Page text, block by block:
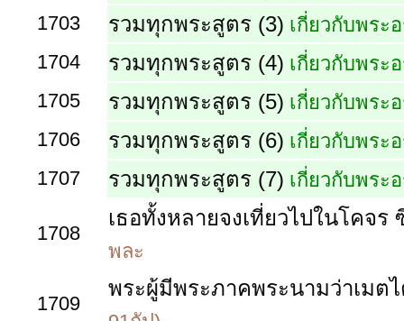
1703
รวมทุกพระสูตร (3) เกี่ยวกับพระ
1704
รวมทุกพระสูตร (4) เกี่ยวกับพระ
1705
รวมทุกพระสูตร (5) เกี่ยวกับพระ
1706
รวมทุกพระสูตร (6) เกี่ยวกับพระ
1707
รวมทุกพระสูตร (7) เกี่ยวกับพระ
1708
เธอทั้งหลายจงเที่ยวไปในโคจร
พละ
1709
พระผู้มีพระภาคพระนามว่าเม